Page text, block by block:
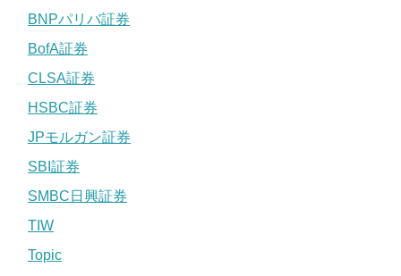
BNPパリバ証券
BofA証券
CLSA証券
HSBC証券
JPモルガン証券
SBI証券
SMBC日興証券
TIW
Topic